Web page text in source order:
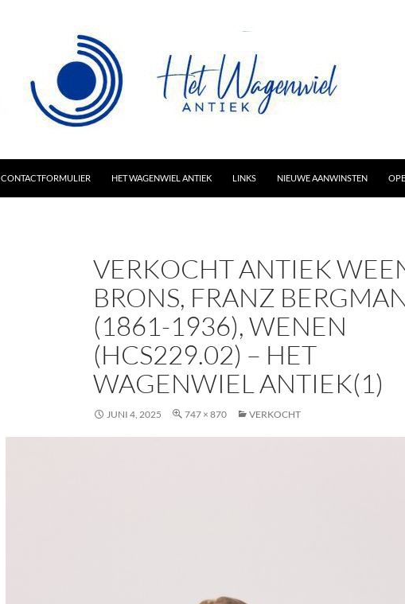
CONTACTFORMULIER
HET WAGENWIEL ANTIEK LINKS NIEUWE AANWINSTEN
VERKOCHT ANTIEK
BRONS, FRANZ
(1861-1936), WENEN
(HCS229.02) – HET
WAGENWIEL ANTIEK(1)
JUNI 4, 2025 747 × 870 VERKOCHT